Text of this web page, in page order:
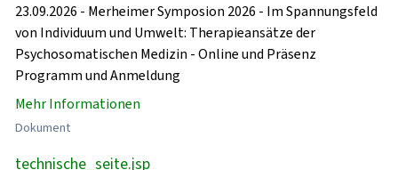
23.09.2026 - Merheimer Symposion 2026 - Im Spannungsfeld
von Individuum und Umwelt: Therapieansätze der
Psychosomatischen Medizin - Online und Präsenz
Programm und Anmeldung
Mehr Informationen
Dokument
technische_seite.jsp